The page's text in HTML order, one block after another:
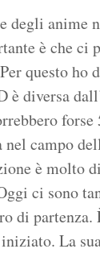
degli anime
è che ci
questo ho
è diversa
campo
è molto
ci sono
di
La